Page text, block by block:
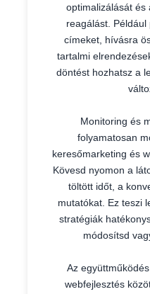
optimalizálását és
reagálást.
címeket, hívásra
tartalmi
döntést hozhatsz a
Monitoring és
folyamatosan
keresőmarketing és
Kövesd nyomon a
töltött időt, a
mutatókat. Ez teszi
stratégiák
módosítsd
Az
webfejlesztés